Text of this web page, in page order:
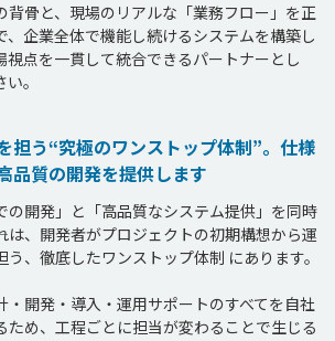
背骨と、現場のリアルな「業務フロー」を正
、企業全体で機能し続けるシステムを構築し
視点を一貫して統合できるパートナーとし
担う“究極のワンストップ体制”。仕様
品質の開発を提供します
の開発」と「高品質なシステム提供」を同時
は、開発者がプロジェクトの初期構想から運
、徹底したワンストップ体制 にあります。
・開発・導入・運用サポートのすべてを自社
ため、工程ごとに担当が変わることで生じる